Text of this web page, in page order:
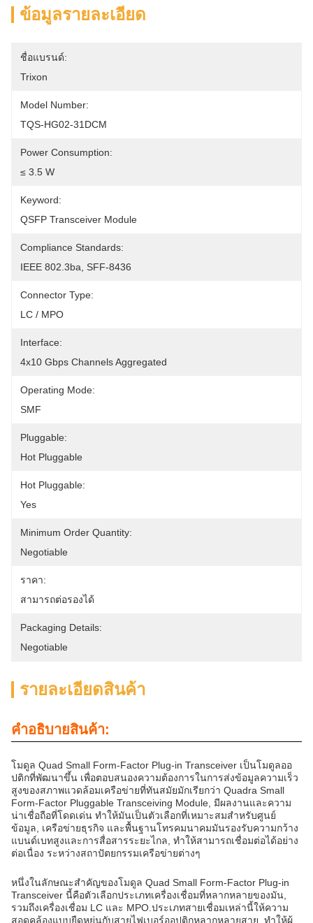
ข้อมูลรายละเอียด
ชื่อแบรนด์:
Trixon
Model Number:
TQS-HG02-31DCM
Power Consumption:
≤ 3.5 W
Keyword:
QSFP Transceiver Module
Compliance Standards:
IEEE 802.3ba, SFF-8436
Connector Type:
LC / MPO
Interface:
4x10 Gbps Channels Aggregated
Operating Mode:
SMF
Pluggable:
Hot Pluggable
Hot Pluggable:
Yes
Minimum Order Quantity:
Negotiable
ราคา:
สามารถต่อรองได้
Packaging Details:
Negotiable
รายละเอียดสินค้า
คําอธิบายสินค้า:
โมดูล Quad Small Form-Factor Plug-in Transceiver เป็นโมดูลออ
ปติกที่พัฒนาขึ้น เพื่อตอบสนองความต้องการในการส่งข้อมูลความเร็ว
สูงของสภาพแวดล้อมเครือข่ายที่ทันสมัยมักเรียกว่า Quadra Small
Form-Factor Pluggable Transceiving Module, มีผลงานและความ
น่าเชื่อถือที่โดดเด่น ทําให้มันเป็นตัวเลือกที่เหมาะสมสําหรับศูนย์
ข้อมูล, เครือข่ายธุรกิจ และพื้นฐานโทรคมนาคมมันรองรับความกว้าง
แบนด์เบทสูงและการสื่อสารระยะไกล, ทําให้สามารถเชื่อมต่อได้อย่าง
ต่อเนื่อง ระหว่างสถาปัตยกรรมเครือข่ายต่างๆ
หนึ่งในลักษณะสําคัญของโมดูล Quad Small Form-Factor Plug-in
Transceiver นี้คือตัวเลือกประเภทเครื่องเชื่อมที่หลากหลายของมัน,
รวมถึงเครื่องเชื่อม LC และ MPO.ประเภทสายเชื่อมเหล่านี้ให้ความ
สอดคล้องแบบยืดหยุ่นกับสายไฟเบอร์ออปติกหลากหลายสาย, ทําให้ผู้